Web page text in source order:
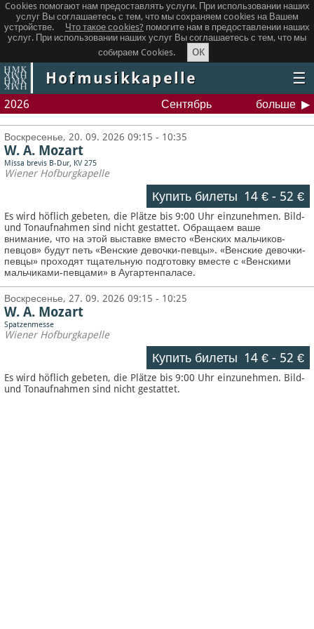
Cookies помогают нам предоставлять услуги. При использовании наших
услуг Вы соглашаетесь с тем, что мы сохраняем сookies на Вашем
устройстве.
Что такое сookies? помогите нам в предоставлении наших
услуг. При использовании наших услуг Вы соглашаетесь с тем, что мы
собираем Cookies.
OK
Hofmusikkapelle ☰
2026 Сентябрь больше
Воскресенье, 20. 09. 2026 09:15 - 10:35
W. A. Mozart
Missa brevis B-Dur, KV 275
Wiener Hofburgkapelle
Купить билеты 14 €- 52 €
Es wird höflich gebeten, die Plätze bis 9:00 Uhr einzunehmen. Bild-
und Tonaufnahmen sind nicht gestattet.Обращаем ваше
внимание, что на этой выставке вместо «Венских мальчиков-
певцов» будут петь «Венские девочки-певцы». «Венские девочки-
певцы» проходят тщательную подготовку вместе с «Венскими
мальчиками-певцами» в Аугартенпаласе.
Воскресенье, 27. 09. 2026 09:15 - 10:25
W. A. Mozart
Spatzenmesse
Wiener Hofburgkapelle
Купить билеты 14 €- 52 €
Es wird höflich gebeten, die Plätze bis 9:00 Uhr einzunehmen. Bild-
und Tonaufnahmen sind nicht gestattet.